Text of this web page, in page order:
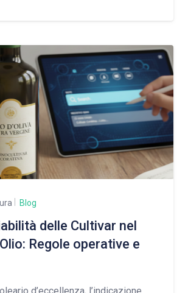
Blog
delle Cultivar nel
Regole operative e